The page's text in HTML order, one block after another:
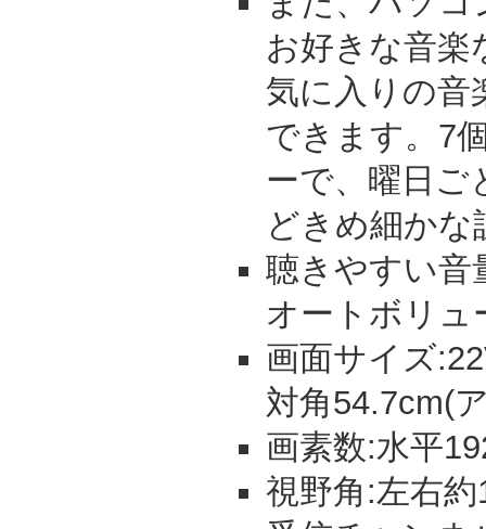
お好きな音楽
気に入りの音
できます。7
ーで、曜日ご
どきめ細か
聴きやすい音
オートボリュ
画面サイズ
対角54.7cm(
画素数:水平
視野角:左右約